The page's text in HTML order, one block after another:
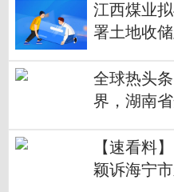
江西煤业
署土地收
全球热头
界，湖南
【速看料
颖诉海宁